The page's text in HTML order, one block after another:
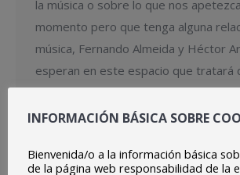
la música o sobre lo que nos
momento pero que tenga alguna
música, Fernando Almeida y Héctor
esperan en este espacio que tratará
conocer los orígenes de algunas
INFORMACIÓN BÁSICA SOBRE
Bienvenida/o a la información básica
de la página web responsabilidad de la